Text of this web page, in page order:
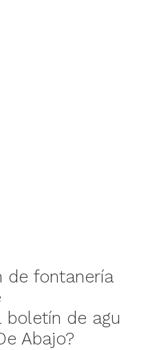
de fontanería
boletín de agu
Abajo?